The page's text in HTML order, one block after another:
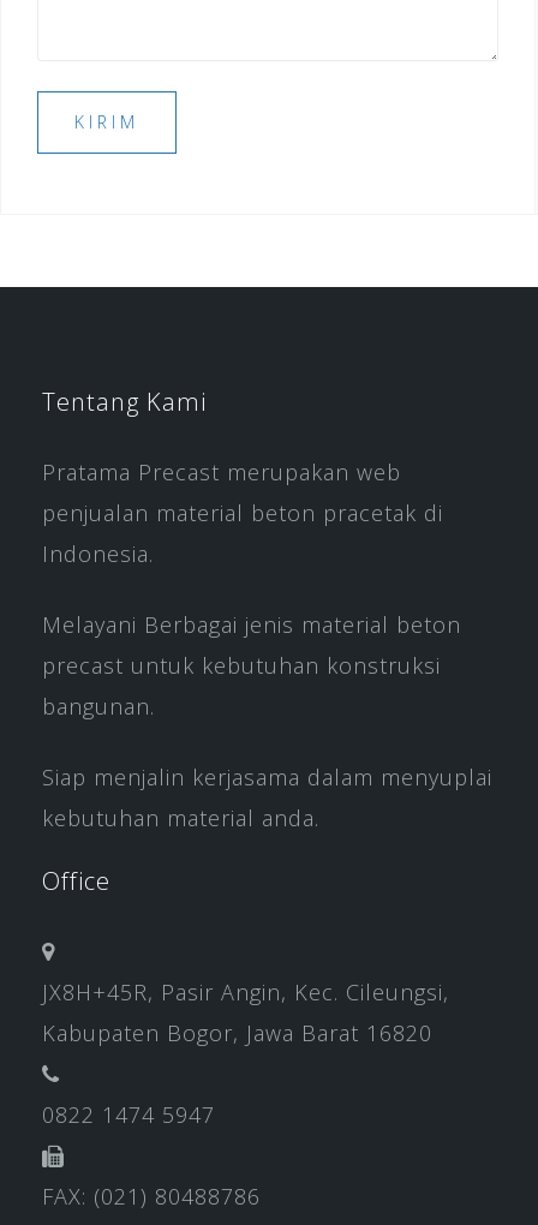
Tentang Kami
Pratama Precast merupakan web
penjualan material beton pracetak di
Indonesia.
Melayani Berbagai jenis material beton
precast untuk kebutuhan konstruksi
bangunan.
Siap menjalin kerjasama dalam menyuplai
kebutuhan material anda.
Office
JX8H+45R, Pasir Angin, Kec. Cileungsi,
Kabupaten Bogor, Jawa Barat 16820
0822 1474 5947
FAX: (021) 80488786